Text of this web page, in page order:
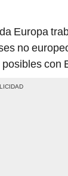
Europa
no
con